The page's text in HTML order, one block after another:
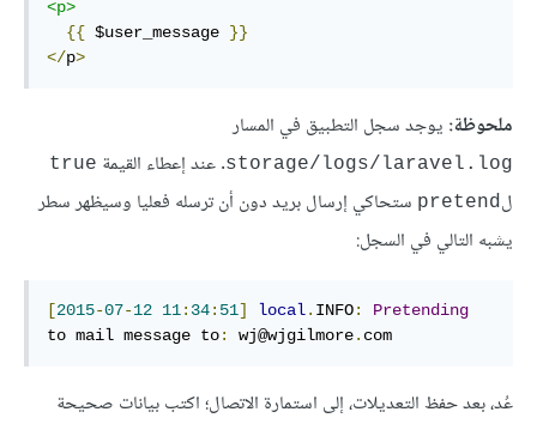
<p>
{{ $user_message }}
</p>
ملحوظة: يوجد سجل التطبيق في المسار
storage/logs/laravel.log. عند إعطاء القيمة true
لpretend ستحاكي إرسال بريد دون أن ترسله فعليا وسيظهر سطر
يشبه التالي في السجل:
[2015-07-12 11: 34: 51] local. INFO:
Pretending
to mail message to: wj@wjgilmore. com
عُد، بعد حفظ التعديلات، إلى استمارة الاتصال؛ اكتب بيانات صحيحة